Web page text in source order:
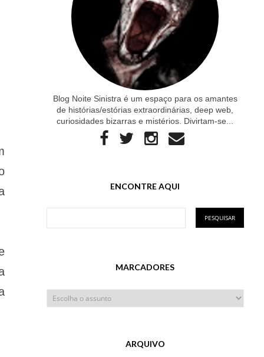
Blog Noite Sinistra é um espaço para os amantes
de histórias/estórias extraordinárias, deep web,
curiosidades bizarras e mistérios. Divirtam-se...
ENCONTRE AQUI
MARCADORES
ARQUIVO